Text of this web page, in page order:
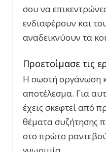
σου να
ενδιαφέρουν και
αναδεικνύουν τα
Προετοίμασε τις
Η σωστή οργάνωση
αποτέλεσμα. Για
έχεις σκεφτεί από
θέματα συζήτησης
στο πρώτο